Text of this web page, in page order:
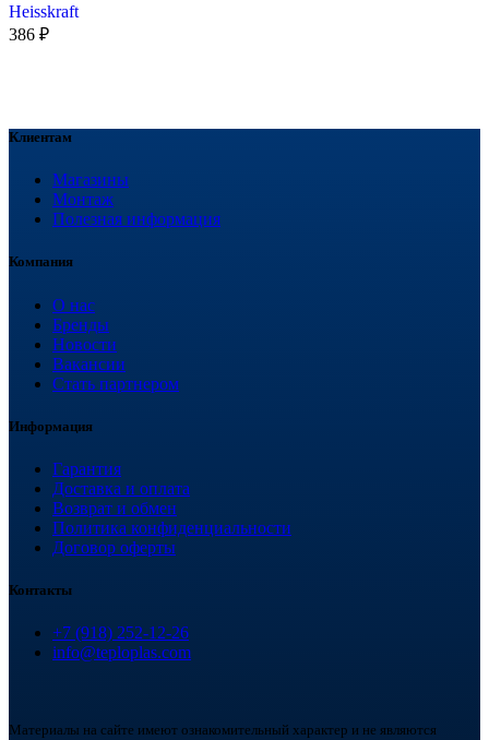
Heisskraft
386 ₽
Клиентам
Магазины
Монтаж
Полезная информация
Компания
О нас
Бренды
Новости
Вакансии
Стать партнером
Информация
Гарантия
Доставка и оплата
Возврат и обмен
Политика конфиденциальности
Договор оферты
Контакты
+7 (918) 252-12-26
info@teploplas.com
Материалы на сайте имеют ознакомительный характер и не являются